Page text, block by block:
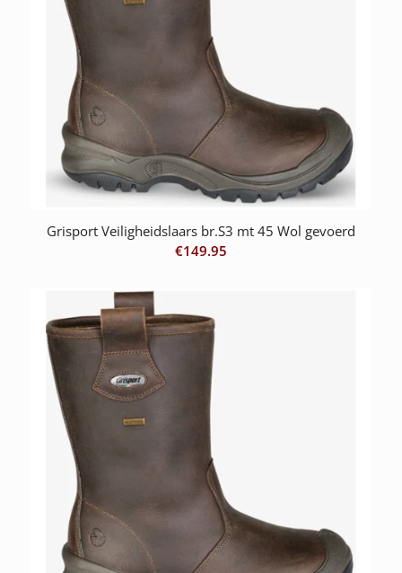
Grisport Veiligheidslaars br.S3 mt 45 Wol gevoerd
€149.95